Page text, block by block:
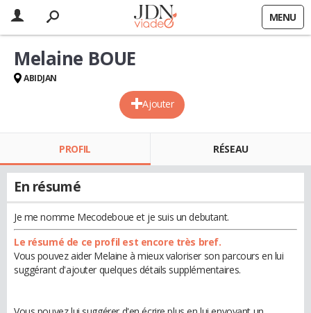
MENU
Ajouter
Melaine BOUE
ABIDJAN
PROFIL RÉSEAU
En résumé
Je me nomme Mecodeboue et je suis un debutant.
Le résumé de ce profil est encore très bref.
Vous pouvez aider Melaine à mieux valoriser son parcours en lui
suggérant d'ajouter quelques détails supplémentaires.